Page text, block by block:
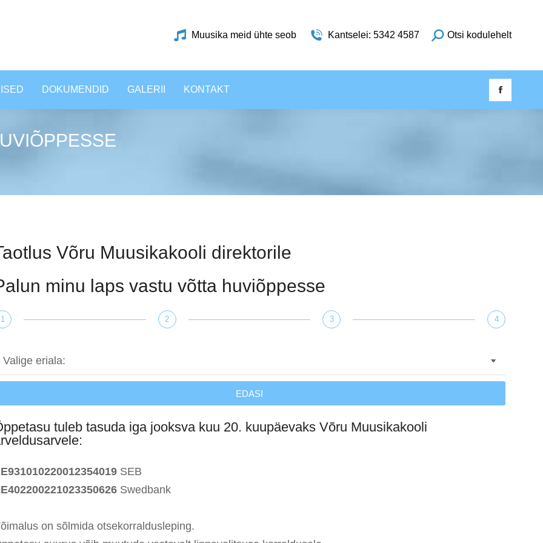
Muusika meid ühte seob Kantselei: 5342 4587 Otsi kodulehelt
DOKUMENDID GALERII KONTAKT
Võru Muusikakooli direktorile
minu laps vastu võtta huviõppesse
1 2 3 4
EDASI
tuleb tasuda iga jooksva kuu 20. kuupäevaks Võru Muusikakooli
SEB
Swedbank
on sõlmida otsekorraldusleping.